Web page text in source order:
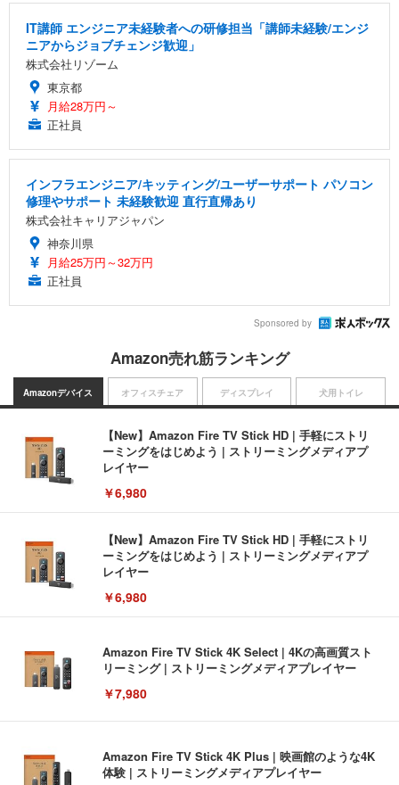
IT講師 エンジニア未経験者への研修担当「講師未経験/エンジ
ニアからジョブチェンジ歓迎」
株式会社リゾーム
東京都
月給28万円～
正社員
インフラエンジニア/キッティング/ユーザーサポート パソコン
修理やサポート 未経験歓迎 直行直帰あり
株式会社キャリアジャパン
神奈川県
月給25万円～32万円
正社員
Sponsored by
Amazon売れ筋ランキング
Amazonデバイス
【New】Amazon Fire TV Stick HD | 手軽にストリ
ーミングをはじめよう | ストリーミングメディアプ
レイヤー
￥6,980
【New】Amazon Fire TV Stick HD | 手軽にストリ
ーミングをはじめよう | ストリーミングメディアプ
レイヤー
￥6,980
Amazon Fire TV Stick 4K Select | 4Kの高画質スト
リーミング | ストリーミングメディアプレイヤー
￥7,980
Amazon Fire TV Stick 4K Plus | 映画館のような4K
体験 | ストリーミングメディアプレイヤー
オフィスチェア ディスプレイ 犬用トイレ